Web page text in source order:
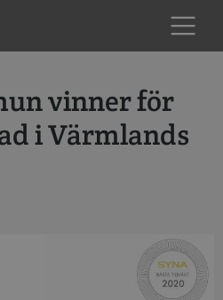
vinner för
i Värmlands